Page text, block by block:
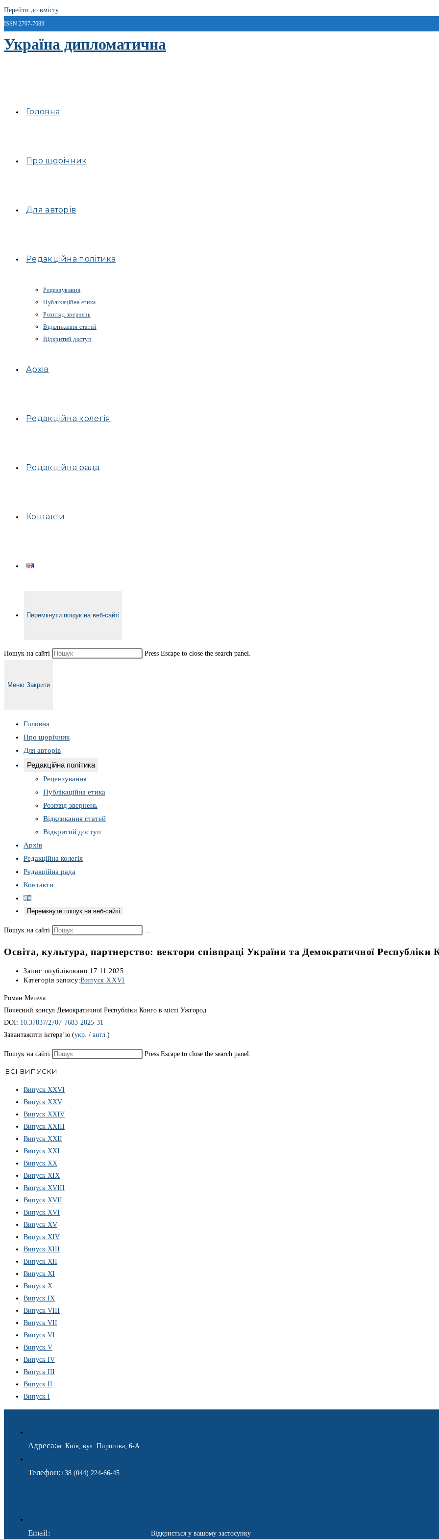
Перейти до вмісту
ISSN 2707-7683
Україна дипломатична
Головна
Про щорічник
Для авторів
Редакційна політика
Рецензування
Публікаційна етика
Розгляд звернень
Відкликання статей
Відкритий доступ
Архів
Редакційна колегія
Редакційна рада
Контакти
Перемкнути пошук на веб-сайті
Пошук на сайті Press Escape to close the search panel.
Меню Закрити
Головна
Про щорічник
Для авторів
Редакційна політика
Рецензування
Публікаційна етика
Розгляд звернень
Відкликання статей
Відкритий доступ
Архів
Редакційна колегія
Редакційна рада
Контакти
Перемкнути пошук на веб-сайті
Пошук на сайті
Освіта, культура, партнерство: вектори співпраці України та Демократичної Республіки
Запис опубліковано:17.11.2025
Категорія запису:Випуск ХХVІ
Роман Мегела
Почесний консул Демократичної Республіки Конго в місті Ужгород
DOI: 10.37837/2707-7683-2025-31
Завантажити інтерв’ю (укр. / англ.)
Пошук на сайті Press Escape to close the search panel.
ВСІ ВИПУСКИ
Випуск ХХVІ
Випуск XXV
Випуск XXIV
Випуск XXIII
Випуск XXII
Випуск XXI
Випуск XX
Випуск XIX
Випуск XVIII
Випуск XVII
Випуск XVI
Випуск XV
Випуск XIV
Випуск XIII
Випуск XII
Випуск XI
Випуск X
Випуск IX
Випуск VIII
Випуск VII
Випуск VI
Випуск V
Випуск IV
Випуск III
Випуск II
Випуск I
Адреса:м. Київ, вул. Пирогова, 6-А
Телефон:+38 (044) 224-66-45
Email: Відкриється у вашому застосунку